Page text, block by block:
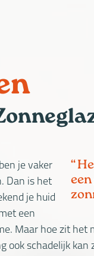
een
je vaker
Dan is het
je huid
een
Maar hoe zit het
ook schadelijk kan